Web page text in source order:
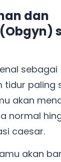
dan
sebagai
paling
akan
normal
caesar.
akan